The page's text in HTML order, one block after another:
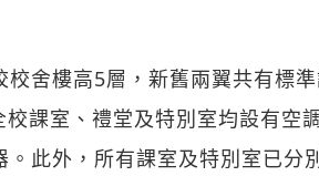
校舍樓高5層，新舊兩翼共有標
課室、禮堂及特別室均設有空
此外，所有課室及特別室已分